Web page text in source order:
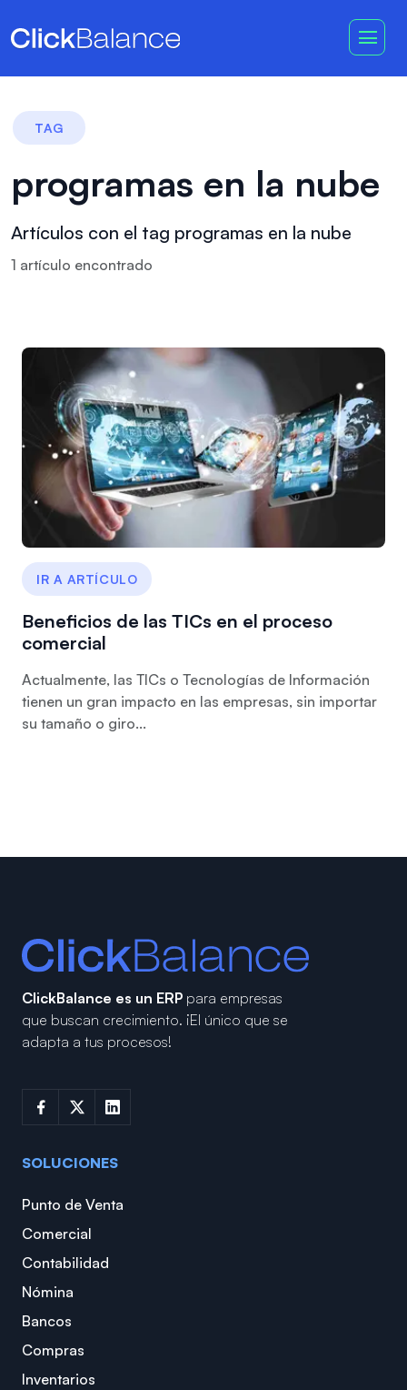
TAG
programas en la nube
Artículos con el tag programas en la nube
1 artículo encontrado
IR A ARTÍCULO
Beneficios de las TICs en el proceso
comercial
Actualmente, las TICs o Tecnologías de Información
tienen un gran impacto en las empresas, sin importar
su tamaño o giro...
ClickBalance es un ERP para empresas
que buscan crecimiento. ¡El único que se
adapta a tus procesos!
SOLUCIONES
Punto de Venta
Comercial
Contabilidad
Nómina
Bancos
Compras
Inventarios